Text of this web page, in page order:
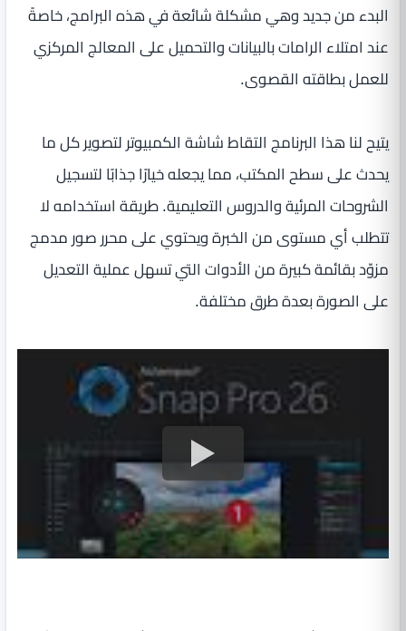
البدء من جديد وهي مشكلة شائعة في هذه البرامج، خاصةً
عند امتلاء الرامات بالبيانات والتحميل على المعالج المركزي
للعمل بطاقته القصوى.
يتيح لنا هذا البرنامج التقاط شاشة الكمبيوتر لتصوير كل ما
يحدث على سطح المكتب، مما يجعله خيارًا جذابًا لتسجيل
الشروحات المرئية والدروس التعليمية. طريقة استخدامه لا
تتطلب أي مستوى من الخبرة ويحتوي على محرر صور مدمج
مزوّد بقائمة كبيرة من الأدوات التي تسهل عملية التعديل
على الصورة بعدة طرق مختلفة.